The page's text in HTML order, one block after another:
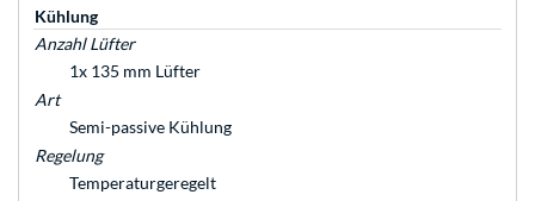
Kühlung
Anzahl Lüfter
1x 135 mm Lüfter
Art
Semi-passive Kühlung
Regelung
Temperaturgeregelt